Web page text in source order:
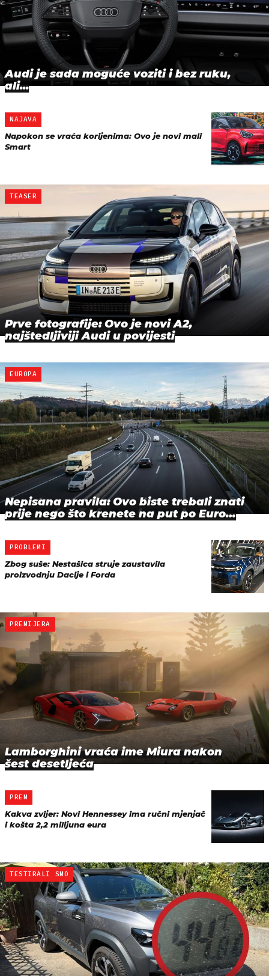
Audi je sada moguće voziti i bez ruku,
ali...
NAJAVA
Napokon se vraća korijenima: Ovo je novi mali
Smart
TEASER
Prve fotografije: Ovo je novi A2,
najštedljiviji Audi u povijesti
EUROPA
Nepisana pravila: Ovo biste trebali znati
prije nego što krenete na put po Euro…
PROBLEMI
Zbog suše: Nestašica struje zaustavila
proizvodnju Dacije i Forda
PREMIJERA
Lamborghini vraća ime Miura nakon
šest desetljeća
PREM
Kakva zvijer: Novi Hennessey ima ručni mjenjač
i košta 2,2 milijuna eura
TESTIRALI SMO